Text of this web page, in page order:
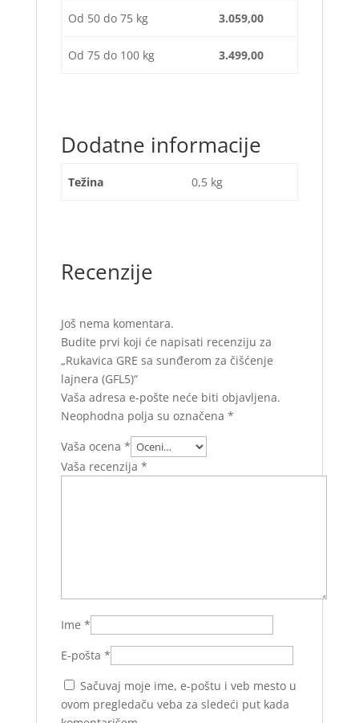
Od 50 do 75 kg 3.059,00
Od 75 do 100 kg 3.499,00
Dodatne informacije
Težina 0,5 kg
Recenzije
Još nema komentara.
Budite prvi koji će napisati recenziju za
„Rukavica GRE sa sunđerom za čišćenje
lajnera (GFL5)“
Vaša adresa e-pošte neće biti objavljena.
Neophodna polja su označena *
Vaša ocena *
Vaša recenzija *
Ime *
E-pošta *
Sačuvaj moje ime, e-poštu i veb mesto u
ovom pregledaču veba za sledeći put kada